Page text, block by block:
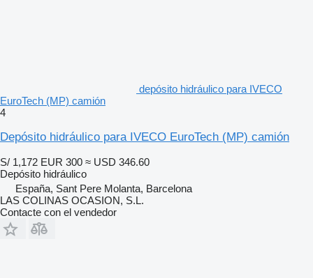
depósito hidráulico para IVECO
EuroTech (MP) camión
4
Depósito hidráulico para IVECO EuroTech (MP) camión
S/ 1,172 EUR 300 ≈ USD 346.60
Depósito hidráulico
España, Sant Pere Molanta, Barcelona
LAS COLINAS OCASION, S.L.
Contacte con el vendedor